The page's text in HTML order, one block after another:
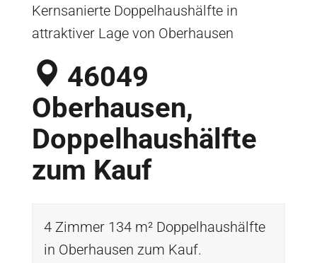
Kernsanierte Doppelhaushälfte in
attraktiver Lage von Oberhausen
46049
Oberhausen,
Doppelhaushälfte
zum Kauf
4 Zimmer 134 m² Doppelhaushälfte
in Oberhausen zum Kauf.